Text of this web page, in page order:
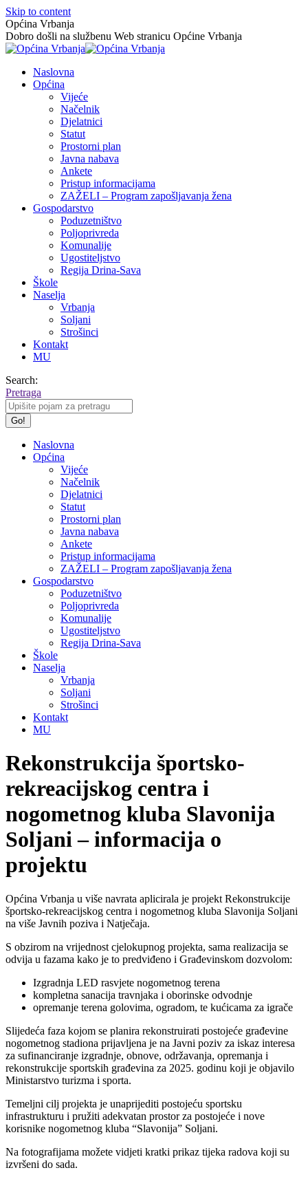
Skip to content
Općina Vrbanja
Dobro došli na službenu Web stranicu Općine Vrbanja
Naslovna
Općina
Vijeće
Načelnik
Djelatnici
Statut
Prostorni plan
Javna nabava
Ankete
Pristup informacijama
ZAŽELI – Program zapošljavanja žena
Gospodarstvo
Poduzetništvo
Poljoprivreda
Komunalije
Ugostiteljstvo
Regija Drina-Sava
Škole
Naselja
Vrbanja
Soljani
Strošinci
Kontakt
MU
Search:
Pretraga
Naslovna
Općina
Vijeće
Načelnik
Djelatnici
Statut
Prostorni plan
Javna nabava
Ankete
Pristup informacijama
ZAŽELI – Program zapošljavanja žena
Gospodarstvo
Poduzetništvo
Poljoprivreda
Komunalije
Ugostiteljstvo
Regija Drina-Sava
Škole
Naselja
Vrbanja
Soljani
Strošinci
Kontakt
MU
Rekonstrukcija športsko-
rekreacijskog centra i
nogometnog kluba Slavonija
Soljani – informacija o
projektu
Općina Vrbanja u više navrata aplicirala je projekt Rekonstrukcije
športsko-rekreacijskog centra i nogometnog kluba Slavonija Soljani
na više Javnih poziva i Natječaja.
S obzirom na vrijednost cjelokupnog projekta, sama realizacija se
odvija u fazama kako je to predviđeno i Građevinskom dozvolom:
Izgradnja LED rasvjete nogometnog terena
kompletna sanacija travnjaka i oborinske odvodnje
opremanje terena golovima, ogradom, te kućicama za igrače
Slijedeća faza kojom se planira rekonstruirati postojeće građevine
nogometnog stadiona prijavljena je na Javni poziv za iskaz interesa
za sufinanciranje izgradnje, obnove, održavanja, opremanja i
rekonstrukcije sportskih građevina za 2025. godinu koji je objavilo
Ministarstvo turizma i sporta.
Temeljni cilj projekta je unaprijediti postojeću sportsku
infrastrukturu i pružiti adekvatan prostor za postojeće i nove
korisnike nogometnog kluba “Slavonija” Soljani.
Na fotografijama možete vidjeti kratki prikaz tijeka radova koji su
izvršeni do sada.